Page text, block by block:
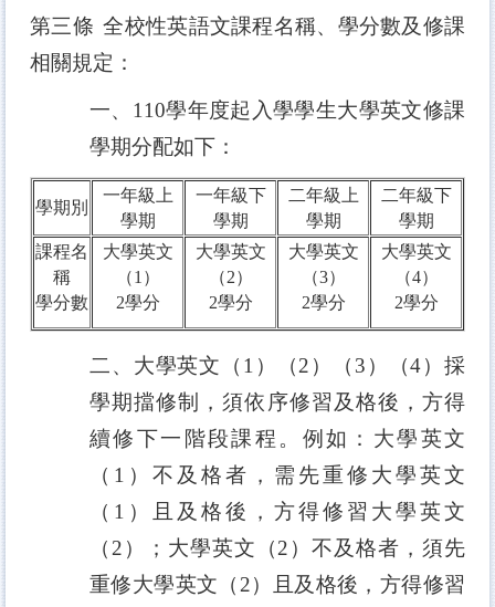
第三條 全校性英語文課程名稱、學分數及修課
相關規定：
一、 110學年度起入學學生大學英文修課
學期分配如下：
學期別
一年級上
學期
一年級下
學期
二年級上
學期
二年級下
學期
課程名
稱
學分數
大學英文
（1）
2學分
大學英文
（2）
2學分
大學英文
（3）
2學分
大學英文
（4）
2學分
二、大學英文（ 1 ）（2 ）（ 3 ）（4）採
學期擋修制，須依序修習及格後，方得
續修下一階段課程。例如：大學英文
（ 1 ）不及格者，需先重修大學英文
（ 1 ）且及格後，方得修習大學英文
（ 2 ）；大學英文（2 ）不及格者，須先
重修大學英文（ 2）且及格後，方得修習